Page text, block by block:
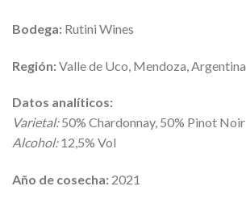
Bodega: Rutini Wines
Región:Valle de Uco, Mendoza, Argentina.
Datos analíticos:
Varietal:50% Chardonnay, 50% Pinot Noir
Alcohol:12,5% Vol
Año de cosecha: 2021